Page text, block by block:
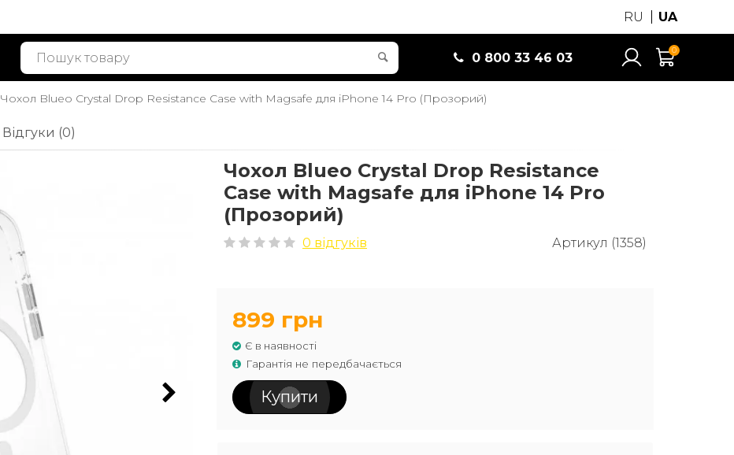
RU UA
0 800 33 46 03
0
Чохол Blueo Crystal Drop Resistance Case with Magsafe для iPhone 14 Pro (Прозорий)
Відгуки (0)
Чохол Blueo Crystal Drop Resistance
Case with Magsafe для iPhone 14 Pro
(Прозорий)
0 відгуків Артикул (1358)
899 грн
Є в наявності
Гарантія не передбачається
Купити